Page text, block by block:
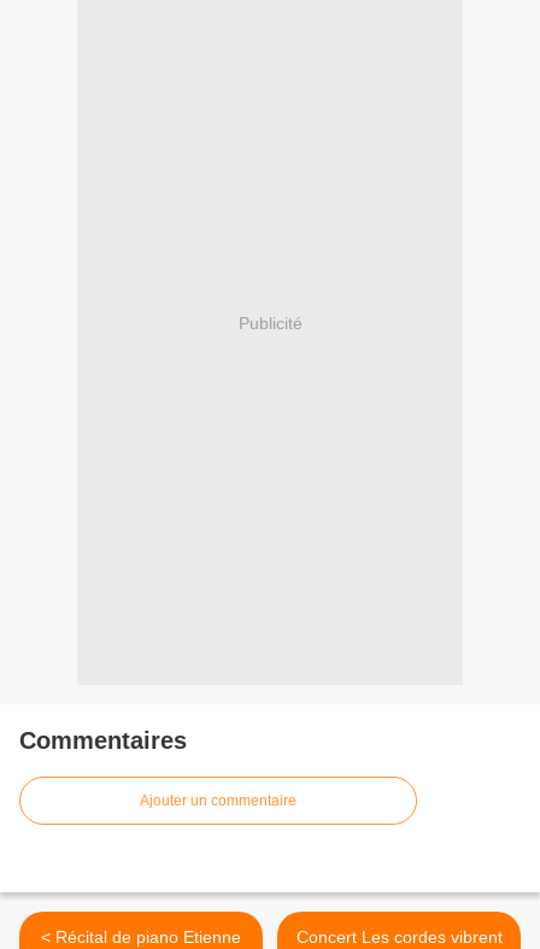
Publicité
Commentaires
Ajouter un commentaire
< Récital de piano Etienne
Concert Les cordes vibrent